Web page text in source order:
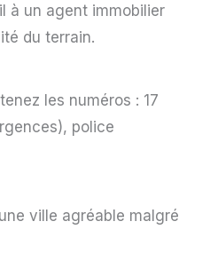
à un agent immobilier
du terrain.
les numéros : 17
police
ville agréable malgré